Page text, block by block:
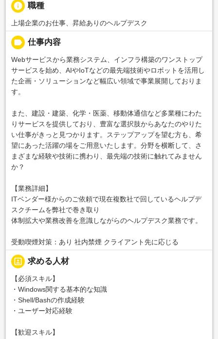
info 職種
上場企業のお仕事、昇給ありのヘルプデスク
label 仕事内容
Webサービスから業務システム、インフラ構築のワンストップ
サービスを始め、AIやIoTなどの最先端技術やロボットを活用し
た企画・ソリューションなど幅広い領域で事業展開しておりま
す。
また、建設・建築、化学・医薬、移動体通信など多業種にわた
りサービスを提供しており、豊富な選択肢からあなたのやりた
い仕事がきっと見つかります。ステップアップを望む方も、希
望にあった活躍の場をご用意いたします。分野を横断して、さ
まざまな経験や技術に携わり、最先端の技術に触れてみません
か？
【業務詳細】
ITベンダー様からのご依頼で現在複数社で回しているヘルプデ
スクチームを弊社で巻き取り
体制拡大や業務改善を意識しながらのヘルプデスク業務です。
受動喫煙対策：あり 社内禁煙 クライアント先に応じる
portrait 求める人材
【必須スキル】
・Windows関する基本的な知識
・Shell/Bashの作成経験
・ユーザー対応経験
【歓迎スキル】